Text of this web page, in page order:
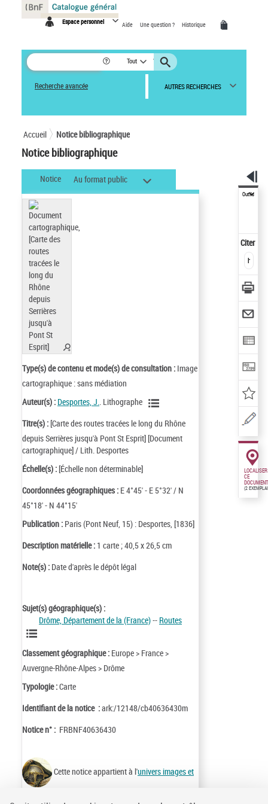
Espace personnel Aide Une question ? Historique
Tout
Recherche avancée AUTRES RECHERCHES
Accueil Notice bibliographique
Notice bibliographique
Notice Au format public
Type(s) de contenu et mode(s) de consultation : Image
cartographique : sans médiation
Auteur(s) : Desportes, J.. Lithographe
Titre(s) : [Carte des routes tracées le long du Rhône
depuis Serrières jusqu'à Pont St Esprit] [Document
cartographique] / Lith. Desportes
Échelle(s) : [Échelle non déterminable]
Coordonnées géographiques : E 4°45' - E 5°32' / N
45°18' - N 44°15'
Publication : Paris (Pont Neuf, 15) : Desportes, [1836]
Description matérielle : 1 carte ; 40,5 x 26,5 cm
Note(s) : Date d'après le dépôt légal
Sujet(s) géographique(s) :
Drôme, Département de la (France)-- Routes
Classement géographique : Europe > France >
Auvergne-Rhône-Alpes > Drôme
Typologie :Carte
Identifiant de la notice :ark:/12148/cb40636430m
Notice n° : FRBNF40636430
Cette notice appartient à l'univers images et
Outils
Citer
LOCALISER
CE
DOCUMENT
(2
Panneau de gestion des cookies